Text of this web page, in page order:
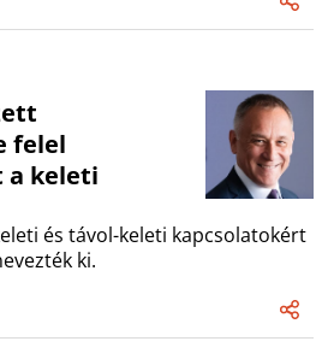
felel
a keleti
és távol-keleti kapcsolatokért
ki.